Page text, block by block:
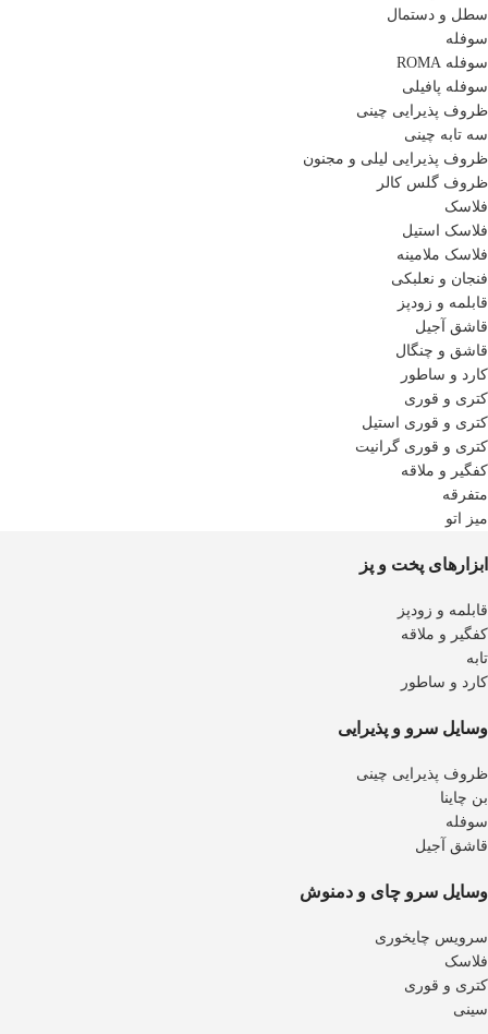
سطل و دستمال
سوفله
سوفله ROMA
سوفله پافیلی
ظروف پذیرایی چینی
سه تابه چینی
ظروف پذیرایی لیلی و مجنون
ظروف گلس کالر
فلاسک
فلاسک استیل
فلاسک ملامینه
فنجان و نعلبکی
قابلمه و زودپز
قاشق آجیل
قاشق و چنگال
کارد و ساطور
کتری و قوری
کتری و قوری استیل
کتری و قوری گرانیت
کفگیر و ملاقه
متفرقه
میز اتو
ابزارهای پخت و پز
قابلمه و زودپز
کفگیر و ملاقه
تابه
کارد و ساطور
وسایل سرو و پذیرایی
ظروف پذیرایی چینی
بن چاینا
سوفله
قاشق آجیل
وسایل سرو چای و دمنوش
سرویس چایخوری
فلاسک
کتری و قوری
سینی